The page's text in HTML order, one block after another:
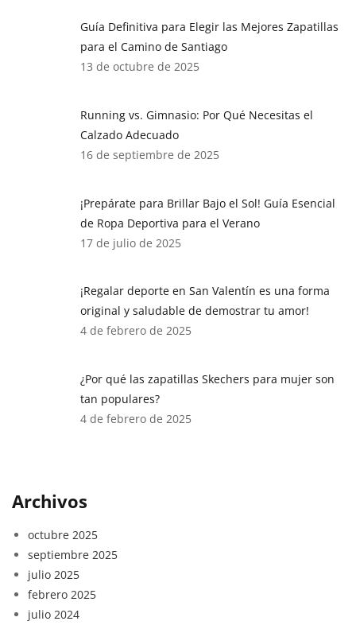
Guía Definitiva para Elegir las Mejores Zapatillas
para el Camino de Santiago
13 de octubre de 2025
Running vs. Gimnasio: Por Qué Necesitas el
Calzado Adecuado
16 de septiembre de 2025
¡Prepárate para Brillar Bajo el Sol! Guía Esencial
de Ropa Deportiva para el Verano
17 de julio de 2025
¡Regalar deporte en San Valentín es una forma
original y saludable de demostrar tu amor!
4 de febrero de 2025
¿Por qué las zapatillas Skechers para mujer son
tan populares?
4 de febrero de 2025
Archivos
octubre 2025
septiembre 2025
julio 2025
febrero 2025
julio 2024